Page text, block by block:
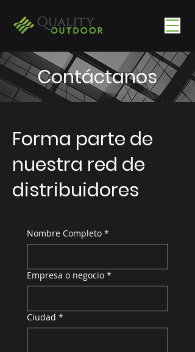
Contáctanos
Forma parte de
nuestra red de
distribuidores
Nombre Completo *
Empresa o negocio *
Ciudad *